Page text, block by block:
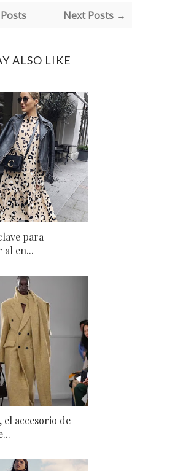
Next Posts →
ALSO LIKE
para
al en...
el accesorio de